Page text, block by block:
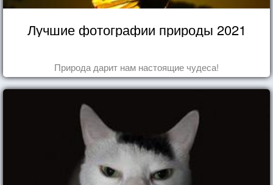
Лучшие фотографии природы 2021
Природа дарит нам настоящие чудеса!